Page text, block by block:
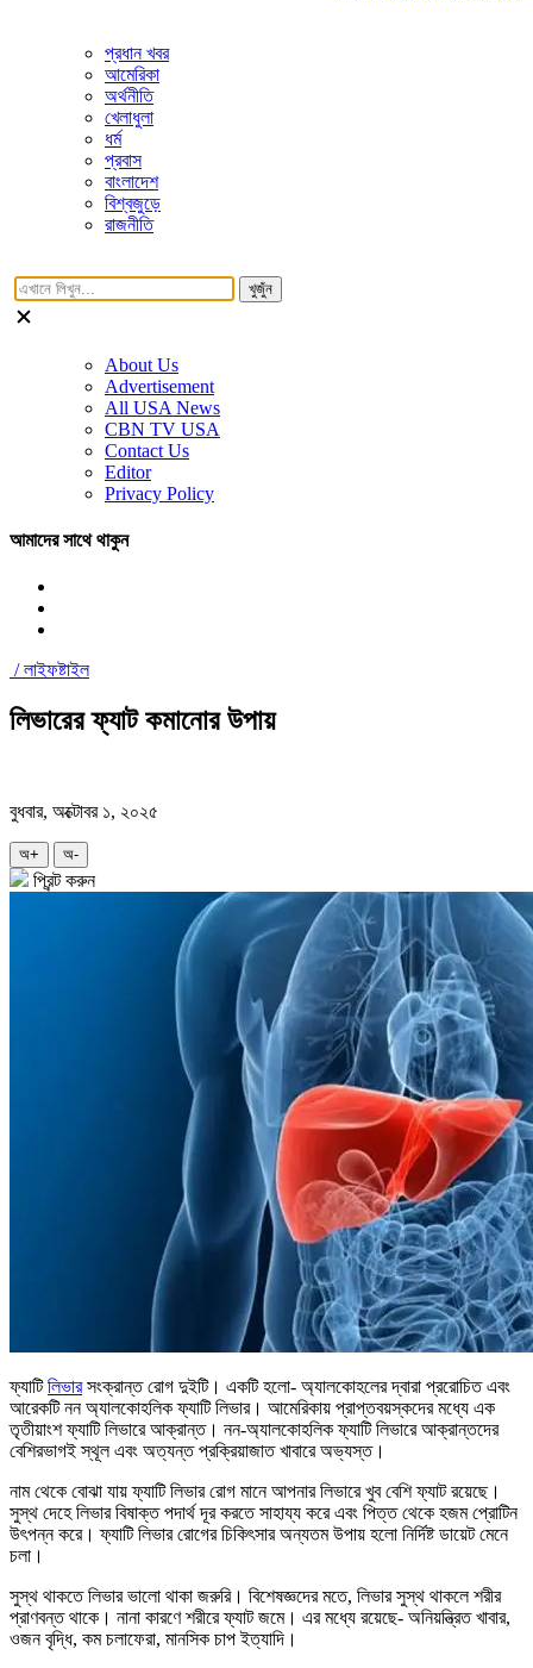
প্রধান খবর
আমেরিকা
অর্থনীতি
খেলাধুলা
ধর্ম
প্রবাস
বাংলাদেশ
বিশ্বজুড়ে
রাজনীতি
খুজুঁন
About Us
Advertisement
All USA News
CBN TV USA
Contact Us
Editor
Privacy Policy
আমাদের সাথে থাকুন
/লাইফষ্টাইল
লিভারের ফ্যাট কমানোর উপায়
বুধবার, অক্টোবর ১, ২০২৫
অ+ অ-
প্রিন্ট করুন
ফ্যাটিলিভারসংক্রান্ত রোগ দুইটি। একটি হলো- অ্যালকোহলের দ্বারা প্ররোচিত এবং
আরেকটি নন অ্যালকোহলিক ফ্যাটি লিভার। আমেরিকায় প্রাপ্তবয়স্কদের মধ্যে এক
তৃতীয়াংশ ফ্যাটি লিভারে আক্রান্ত। নন-অ্যালকোহলিক ফ্যাটি লিভারে আক্রান্তদের
বেশিরভাগই স্থূল এবং অত্যন্ত প্রক্রিয়াজাত খাবারে অভ্যস্ত।
নাম থেকে বোঝা যায় ফ্যাটি লিভার রোগ মানে আপনার লিভারে খুব বেশি ফ্যাট রয়েছে।
সুস্থ দেহে লিভার বিষাক্ত পদার্থ দূর করতে সাহায্য করে এবং পিত্ত থেকে হজম প্রোটিন
উৎপন্ন করে। ফ্যাটি লিভার রোগের চিকিৎসার অন্যতম উপায় হলো নির্দিষ্ট ডায়েট মেনে
চলা।
সুস্থ থাকতে লিভার ভালো থাকা জরুরি। বিশেষজ্ঞদের মতে, লিভার সুস্থ থাকলে শরীর
প্রাণবন্ত থাকে। নানা কারণে শরীরে ফ্যাট জমে। এর মধ্যে রয়েছে- অনিয়ন্ত্রিত খাবার,
ওজন বৃদ্ধি, কম চলাফেরা, মানসিক চাপ ইত্যাদি।